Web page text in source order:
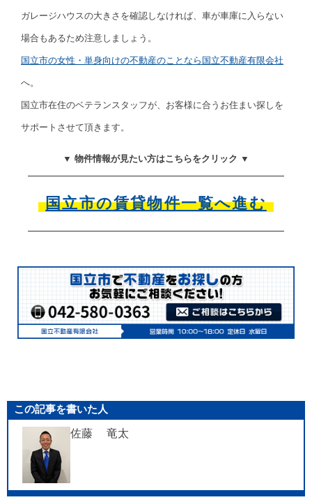
ガレージハウスの大きさを確認しなければ、車が車庫に入らない
場合もあるため注意しましょう。
国立市の女性・単身向けの不動産のことなら国立不動産有限会社
へ。
国立市在住のベテランスタッフが、お客様に合うお住まい探しを
サポートさせて頂きます。
▼ 物件情報が見たい方はこちらをクリック ▼
国立市の賃貸物件一覧へ進む
この記事を書いた人
佐藤 竜太